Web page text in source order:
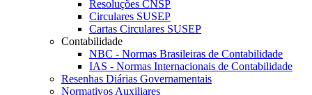
Resoluções CNSP
Circulares SUSEP
Cartas Circulares SUSEP
Contabilidade
NBC - Normas Brasileiras de Contabilidade
IAS - Normas Internacionais de Contabilidade
Resenhas Diárias Governamentais
Normativos Auxiliares